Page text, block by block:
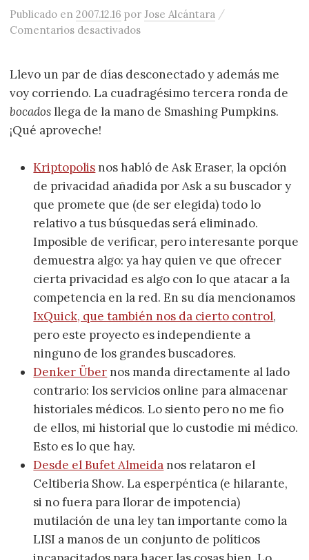
Publicado en2007.12.16 porJose Alcántara /
Comentarios desactivadosen Bocados de Actualidad (43º)
Llevo un par de días desconectado y además me
voy corriendo. La cuadragésimo tercera ronda de
bocadosllega de la mano de Smashing Pumpkins.
¡Qué aproveche!
Kriptopolis nos habló de Ask Eraser, la opción
de privacidad añadida por Ask a su buscador y
que promete que (de ser elegida) todo lo
relativo a tus búsquedas será eliminado.
Imposible de verificar, pero interesante porque
demuestra algo: ya hay quien ve que ofrecer
cierta privacidad es algo con lo que atacar a la
competencia en la red. En su día mencionamos
IxQuick, que también nos da cierto control,
pero este proyecto es independiente a
ninguno de los grandes buscadores.
Denker Über nos manda directamente al lado
contrario: los servicios online para almacenar
historiales médicos. Lo siento pero no me fio
de ellos, mi historial que lo custodie mi médico.
Esto es lo que hay.
Desde el Bufet Almeida nos relataron el
Celtiberia Show. La esperpéntica (e hilarante,
si no fuera para llorar de impotencia)
mutilación de una ley tan importante como la
LISI a manos de un conjunto de políticos